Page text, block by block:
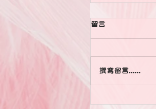
留言
撰寫留言......